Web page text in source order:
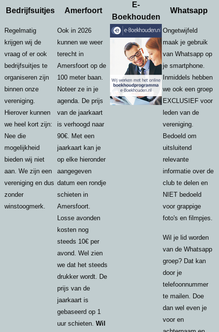
Bedrijfsuitjes Amerfoort
E-
Boekhouden
Whatsapp
Regelmatig
krijgen wij de
vraag of er ook
bedrijfsuitjes te
organiseren zijn
binnen onze
vereniging.
Hierover kunnen
we heel kort zijn:
Nee die
mogelijkheid
bieden wij niet
aan. We zijn een
vereniging en dus
zonder
winstoogmerk.
Ook in 2026
kunnen we weer
terecht in
Amersfoort op de
100 meter baan.
Noteer ze in je
agenda. De prijs
van de jaarkaart
is verhoogd naar
90€. Met een
jaarkaart kan je
op elke hieronder
aangegeven
datum een rondje
schieten in
Amersfoort.
Losse avonden
kosten nog
steeds 10€ per
avond. Wel zien
we dat het steeds
drukker wordt. De
prijs van de
jaarkaart is
gebaseerd op 1
uur schieten. Wil
Ongetwijfeld
maak je gebruik
van Whatsapp op
je smartphone.
Inmiddels hebben
we ook een groep
EXCLUSIEF voor
leden van de
vereniging.
Bedoeld om
uitsluitend
relevante
informatie over de
club te delen en
NIET bedoeld
voor grappige
foto's en filmpjes.
Wil je lid worden
van de Whatsapp
groep? Dat kan
door je
telefoonnummer
te mailen. Doe
dan wel even je
voor en